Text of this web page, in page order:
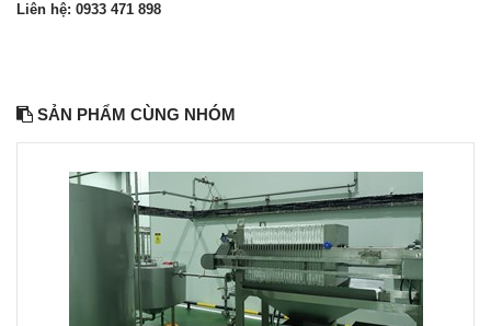
Liên hệ: 0933 471 898
SẢN PHẨM CÙNG NHÓM